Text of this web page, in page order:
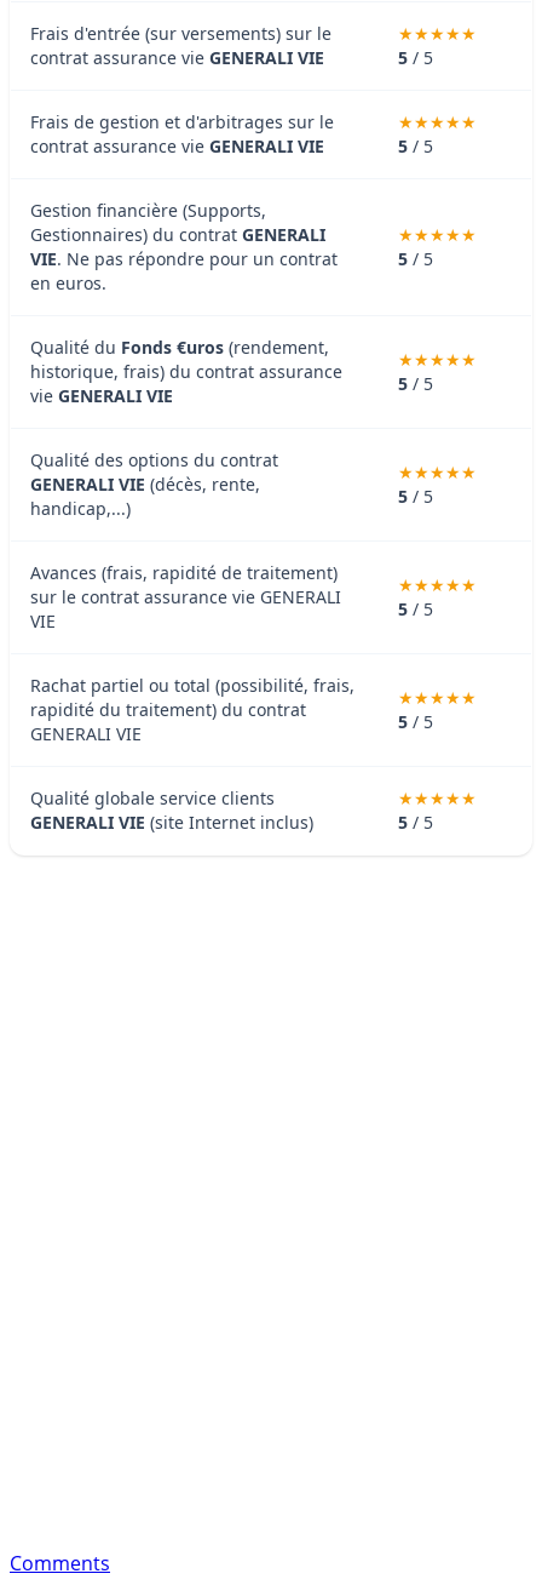
Frais d'entrée (sur versements) sur le
contrat assurance vie GENERALI VIE 5 / 5
Frais de gestion et d'arbitrages sur le
contrat assurance vie GENERALI VIE 5 / 5
Gestion financière (Supports,
Gestionnaires) du contrat GENERALI
VIE. Ne pas répondre pour un contrat
en euros.
5 / 5
Qualité du Fonds €uros (rendement,
historique, frais) du contrat assurance
vie GENERALI VIE
5 / 5
Qualité des options du contrat
GENERALI VIE (décès, rente,
handicap,...)
5 / 5
Avances (frais, rapidité de traitement)
sur le contrat assurance vie GENERALI
VIE
5 / 5
Rachat partiel ou total (possibilité, frais,
rapidité du traitement) du contrat
GENERALI VIE
5 / 5
Qualité globale service clients
GENERALI VIE (site Internet inclus) 5 / 5
Comments